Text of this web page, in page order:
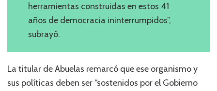
herramientas construidas en estos 41
años de democracia ininterrumpidos”,
subrayó.
La titular de Abuelas remarcó que ese organismo y
sus políticas deben ser “sostenidos por el Gobierno